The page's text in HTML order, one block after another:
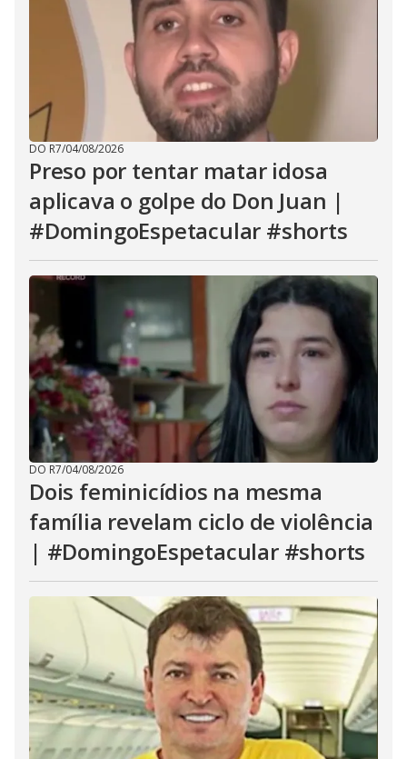
DO R7/04/08/2026
Preso por tentar matar idosa
aplicava o golpe do Don Juan |
#DomingoEspetacular #shorts
DO R7/04/08/2026
Dois feminicídios na mesma
família revelam ciclo de violência
| #DomingoEspetacular #shorts